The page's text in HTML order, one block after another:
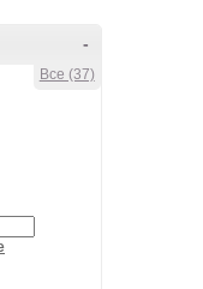
-
Все (37)